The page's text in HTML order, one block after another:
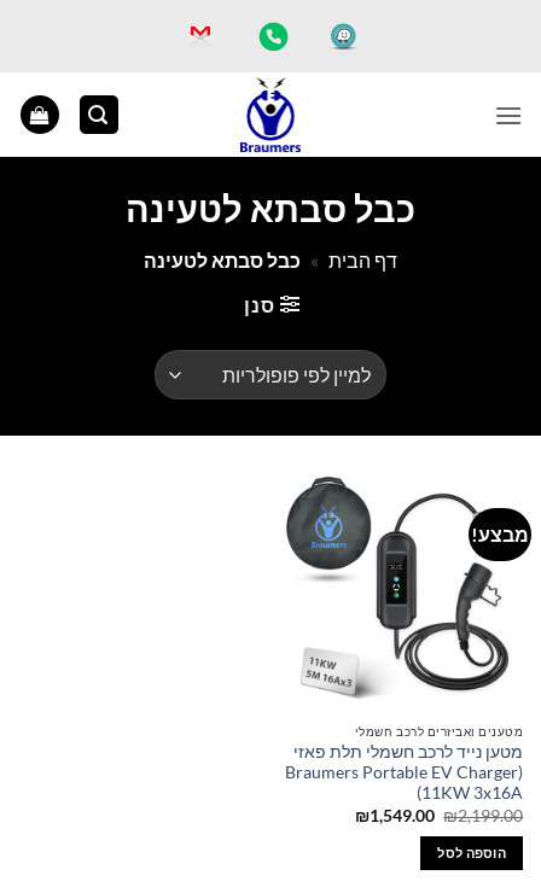
כבל סבתא לטעינה
דף הבית » כבל סבתא לטעינה
סנן
מבצע!
מטענים ואביזרים לרכב חשמלי
מטען נייד לרכב חשמלי תלת פאזי
(Braumers Portable EV Charger
(11KW 3x16A
₪2,199.00
המחיר
₪1,549.00
המחיר
הוספה לסל